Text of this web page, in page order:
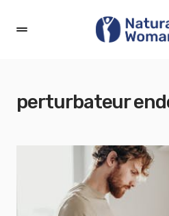
perturbateur